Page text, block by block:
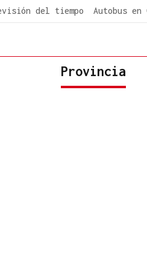
del tiempo Autobus en
Provincia